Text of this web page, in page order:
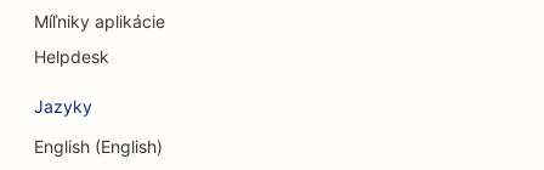
SEO pre obchody s koláčikmi
SEO pre zmenárenské služby
SEO pre tanečné štúdiá
Míľniky aplikácie
Helpdesk
Jazyky
English (English)